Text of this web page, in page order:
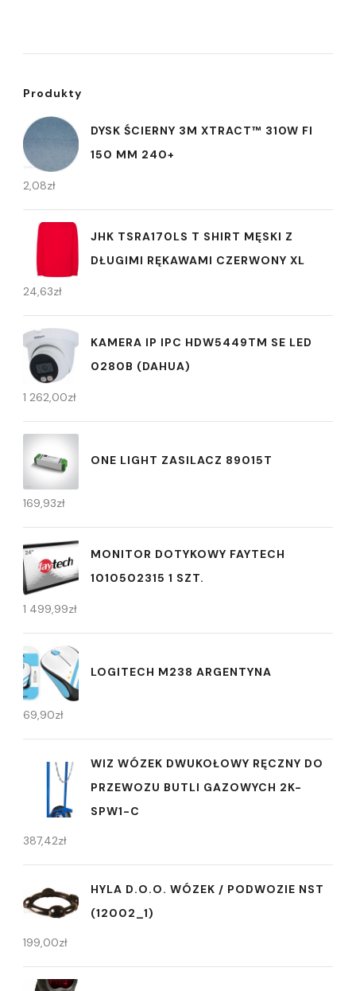
Produkty
DYSK ŚCIERNY 3M XTRACT™ 310W FI
150 MM 240+
2,08zł
JHK TSRA170LS T SHIRT MĘSKI Z
DŁUGIMI RĘKAWAMI CZERWONY XL
24,63zł
KAMERA IP IPC HDW5449TM SE LED
0280B (DAHUA)
1 262,00zł
ONE LIGHT ZASILACZ 89015T
169,93zł
MONITOR DOTYKOWY FAYTECH
1010502315 1 SZT.
1 499,99zł
LOGITECH M238 ARGENTYNA
69,90zł
WIZ WÓZEK DWUKOŁOWY RĘCZNY DO
PRZEWOZU BUTLI GAZOWYCH 2K-
SPW1-C
387,42zł
HYLA D.O.O. WÓZEK / PODWOZIE NST
(12002_1)
199,00zł